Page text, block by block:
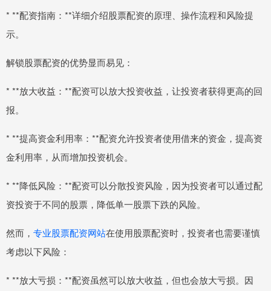
* **配资指南：**详细介绍股票配资的原理、操作流程和风险提
示。
解锁股票配资的优势显而易见：
* **放大收益：**配资可以放大投资收益，让投资者获得更高的回
报。
* **提高资金利用率：**配资允许投资者使用借来的资金，提高资
金利用率，从而增加投资机会。
* **降低风险：**配资可以分散投资风险，因为投资者可以通过配
资投资于不同的股票，降低单一股票下跌的风险。
然而， 专业股票配资网站在使用股票配资时，投资者也需要谨慎
考虑以下风险：
* **放大亏损：**配资虽然可以放大收益，但也会放大亏损。因